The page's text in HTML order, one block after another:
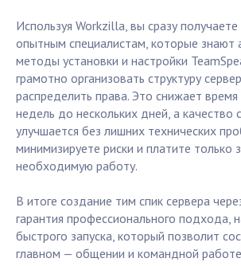
Используя Workzilla, вы сразу
опытным специалистам, которые знают
методы установки и настройки
грамотно организовать структуру
распределить права. Это снижает время
недель до нескольких дней, а качество
улучшается без лишних технических
минимизируете риски и платите только
необходимую работу.
В итоге создание тим спик сервера
гарантия профессионального подхода,
быстрого запуска, который позволит
главном — общении и командной